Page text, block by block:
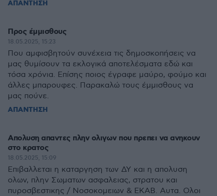
ΑΠΑΝΤΗΣΗ
Προς έμμισθους
18.05.2025, 15:23
Που αμφισβητούν συνέχεια τις δημοσκοπήσεις να
μας θυμίσουν τα εκλογικά αποτελέσματα εδώ και
τόσα χρόνια. Επίσης ποιος έγραφε μαύρο, φούμο και
άλλες μπαρουφες. Παρακαλώ τους έμμισθους να
μας πούνε.
ΑΠΑΝΤΗΣΗ
Απολυση απαντες πλην ολιγων που πρεπει να ανηκουν
στο κρατος
18.05.2025, 15:09
Eπιβαλλεται η καταργηση των ΔΥ και η απολυση
ολων, πλην Σωματων ασφαλειας, στρατου και
πυροσβεστικης / Νοσοκομειων & ΕΚΑΒ. Αυτα. Ολοι